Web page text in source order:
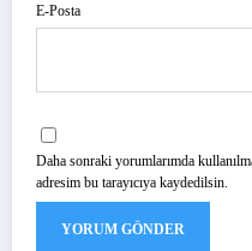
E-Posta
Daha sonraki yorumlarımda
adresim bu tarayıcıya kaydedilsin.